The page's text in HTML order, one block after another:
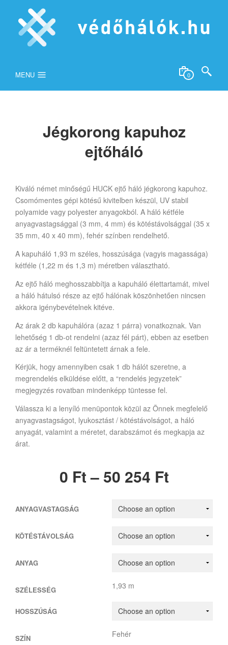
MENU 0
Jégkorong kapuhoz
ejtőháló
Kiváló német minőségű HUCK ejtő háló jégkorong kapuhoz.
Csomómentes gépi kötésű kivitelben készül, UV stabil
polyamide vagy polyester anyagokból. A háló kétféle
anyagvastagsággal (3 mm, 4 mm) és kötéstávolsággal (35 x
35 mm, 40 x 40 mm), fehér színben rendelhető.
A kapuháló 1,93 m széles, hosszúsága (vagyis magassága)
kétféle (1,22 m és 1,3 m) méretben választható.
Az ejtő háló meghosszabbítja a kapuháló élettartamát, mivel
a háló hátulsó része az ejtő hálónak köszönhetően nincsen
akkora igénybevételnek kitéve.
Az árak 2 db kapuhálóra (azaz 1 párra) vonatkoznak. Van
lehetőség 1 db-ot rendelni (azaz fél párt), ebben az esetben
az ár a terméknél feltüntetett árnak a fele.
Kérjük, hogy amennyiben csak 1 db hálót szeretne, a
megrendelés elküldése előtt, a “rendelés jegyzetek”
megjegyzés rovatban mindenképp tüntesse fel.
Válassza ki a lenyíló menüpontok közül az Önnek megfelelő
anyagvastagságot, lyukosztást / kötéstávolságot, a háló
anyagát, valamint a méretet, darabszámot és megkapja az
árat.
0 Ft–50 254 Ft
ANYAGVASTAGSÁG
KÖTÉSTÁVOLSÁG
ANYAG
SZÉLESSÉG 1,93 m
HOSSZÚSÁG
SZÍN Fehér